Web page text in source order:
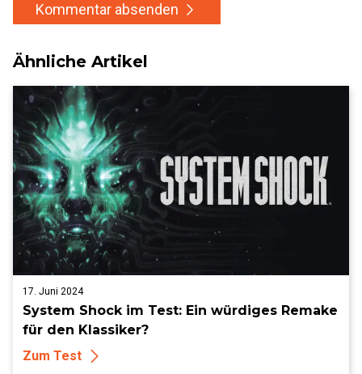
Kommentar absenden
Ähnliche Artikel
17. Juni 2024
System Shock im Test: Ein würdiges Remake
für den Klassiker?
Zum Test